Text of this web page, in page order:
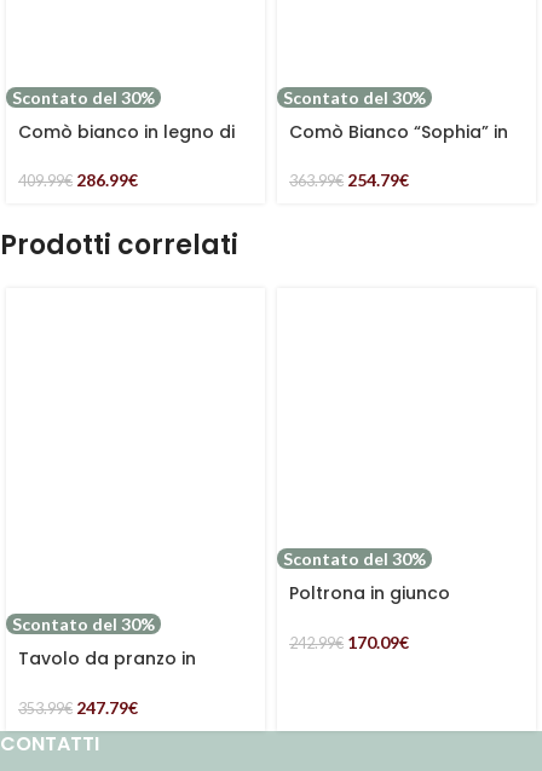
Scontato del 30%
Comò bianco in legno di
409.99€ 286.99€
Scontato del 30%
Comò Bianco “Sophia” in
363.99€ 254.79€
Prodotti correlati
Scontato del 30%
Tavolo da pranzo in
353.99€ 247.79€
Scontato del 30%
Poltrona in giunco
cuscino bianco
242.99€ 170.09€
CONTATTI